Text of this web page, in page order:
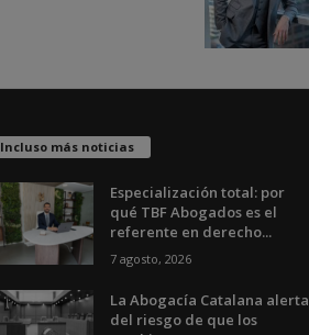
Incluso más noticias
Especialización total: por
qué TBF Abogados es el
referente en derecho...
7 agosto, 2026
La Abogacía Catalana alerta
del riesgo de que los